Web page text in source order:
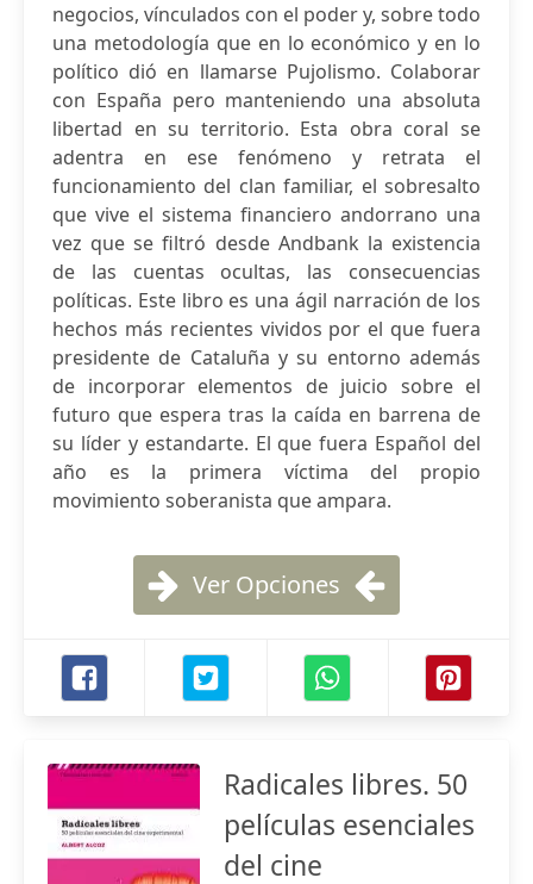
negocios, vínculados con el poder y, sobre todo
una metodología que en lo económico y en lo
político dió en llamarse Pujolismo. Colaborar
con España pero manteniendo una absoluta
libertad en su territorio. Esta obra coral se
adentra en ese fenómeno y retrata el
funcionamiento del clan familiar, el sobresalto
que vive el sistema financiero andorrano una
vez que se filtró desde Andbank la existencia
de las cuentas ocultas, las consecuencias
políticas. Este libro es una ágil narración de los
hechos más recientes vividos por el que fuera
presidente de Cataluña y su entorno además
de incorporar elementos de juicio sobre el
futuro que espera tras la caída en barrena de
su líder y estandarte. El que fuera Español del
año es la primera víctima del propio
movimiento soberanista que ampara.
Ver Opciones
Radicales libres. 50
películas esenciales
del cine